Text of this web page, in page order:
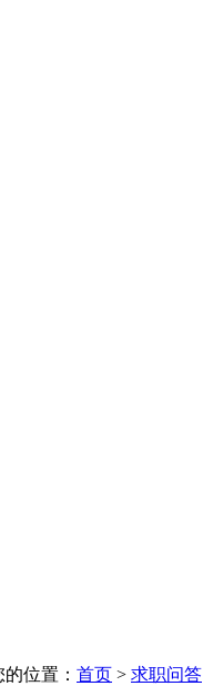
的位置： 首页 > 求职问答